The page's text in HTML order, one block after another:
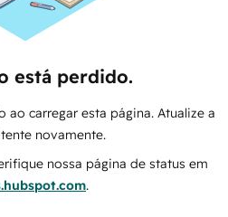
está perdido.
ao carregar esta página. Atualize a
novamente.
nossa página de status em
.